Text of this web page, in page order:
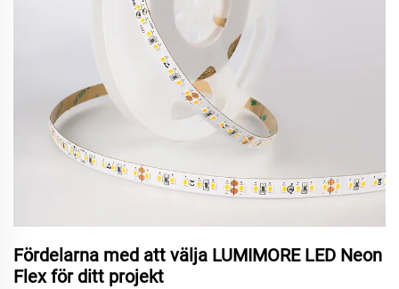
Fördelarna med att välja LUMIMORE LED Neon
Flex för ditt projekt